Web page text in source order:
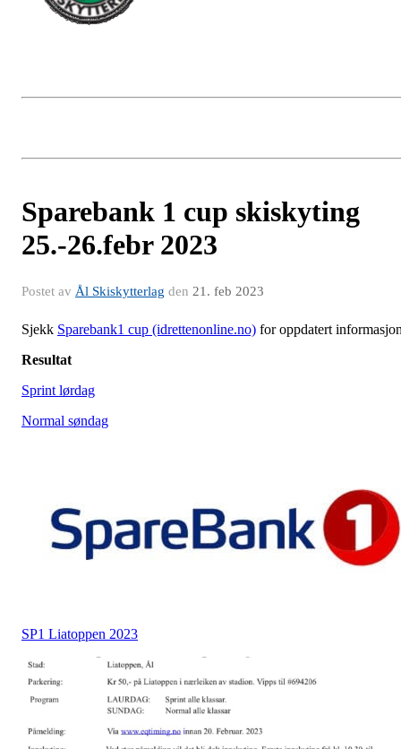
Sparebank 1 cup skiskyting
25.-26.febr 2023
Postet av Ål Skiskytterlag den 21. feb 2023
Sjekk Sparebank1 cup (idrettenonline.no) for oppdatert
Resultat
Sprint lørdag
Normal søndag
SP1 Liatoppen 2023